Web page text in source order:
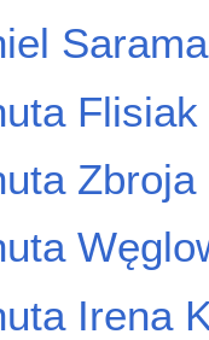
Flisiak
Zbroja
Irena